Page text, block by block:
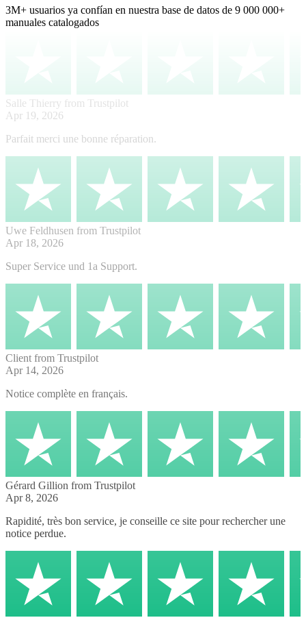
3M+ usuarios ya confían en nuestra base de datos de 9 000 000+
manuales catalogados
Salle Thierry from Trustpilot
Apr 19, 2026
Parfait merci une bonne réparation.
Uwe Feldhusen from Trustpilot
Apr 18, 2026
Super Service und 1a Support.
Client from Trustpilot
Apr 14, 2026
Notice complète en français.
Gérard Gillion from Trustpilot
Apr 8, 2026
Rapidité, très bon service, je conseille ce site pour rechercher une
notice perdue.